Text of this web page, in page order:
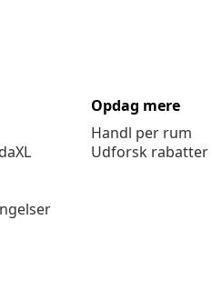
Opdag mere
Handl per rum
Udforsk rabatter